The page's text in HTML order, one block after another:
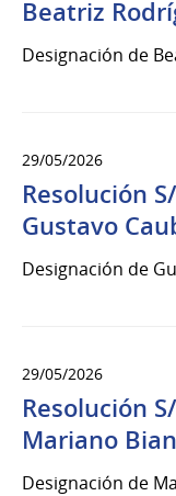
Beatriz
Designación de
29/05/2026
Resolución
Gustavo
Designación de
29/05/2026
Resolución
Mariano
Designación de